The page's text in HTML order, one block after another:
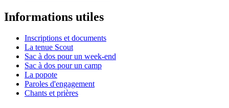
Informations utiles
Inscriptions et documents
La tenue Scout
Sac à dos pour un week-end
Sac à dos pour un camp
La popote
Paroles d'engagement
Chants et prières